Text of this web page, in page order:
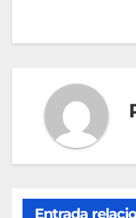
Entrada